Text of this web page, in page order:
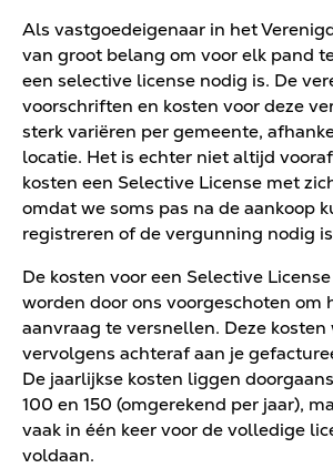
Als vastgoedeigenaar in het
van groot belang om voor elk pand
een selective license nodig is. De
voorschriften en kosten voor deze
sterk variëren per gemeente,
locatie. Het is echter niet altijd
kosten een Selective License met
omdat we soms pas na de aankoop
registreren of de vergunning nodig
De kosten voor een Selective
worden door ons voorgeschoten om
aanvraag te versnellen. Deze kosten
vervolgens achteraf aan je
De jaarlijkse kosten liggen
100 en 150 (omgerekend per jaar),
vaak in één keer voor de volledige
voldaan.